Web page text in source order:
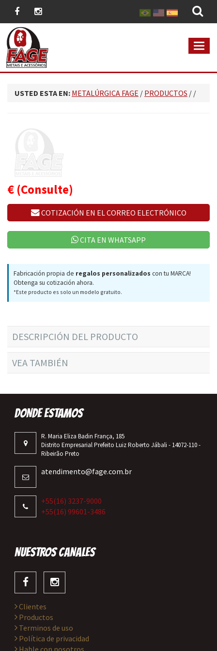
USTED ESTA EN: METALÚRGICA FAGE / PRODUCTOS / /
€ (Consulte)
COTIZACIÓN EN EL CORREO ELECTRÓNICO
CITA EN WHATSAPP
Fabricación propia de regalos personalizados con tu MARCA!
Obtenga su cotización ahora.
*Este producto es solo un modelo gratuito.
DESCRIPCIÓN DEL PRODUCTO
VEA TAMBIÉN
DONDE ESTAMOS
R. Maria Eliza Badin França, 185
Distrito Empresarial Prefeito Luiz Roberto Jábali - 14072-110 -
Ribeirão Preto
atendimento@fage.com.br
+55(16) 3237-9000
+55(16) 99601-3486
NUESTROS CANALES
Clientes
Productos
Terminos de uso
Política de privacidad
Hable con nosotros